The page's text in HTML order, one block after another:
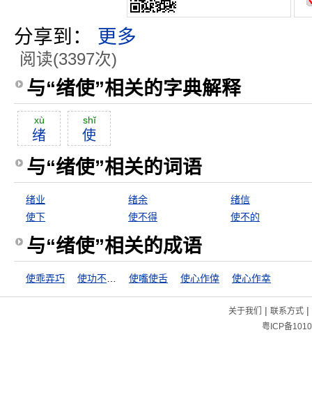
分享到： 更多
阅读(3397次)
与“绪使”相关的字典解释
xù
绪
shĭ
使
与“绪使”相关的词语
绪业 绪余
绪信
使下
使不得 使不的
与“绪使”相关的成语
使乖弄巧 使嘴使舌 使心作倖 使心作幸
关于我们 | 联系方式|
粤ICP备